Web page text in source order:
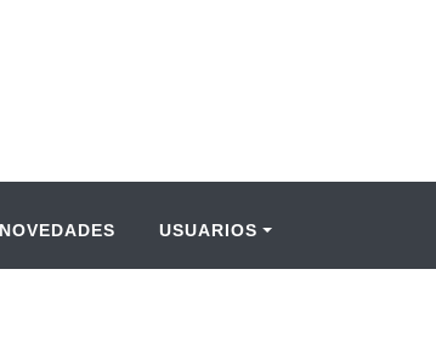
NOVEDADES USUARIOS